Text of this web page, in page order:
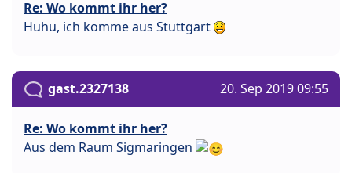
Re: Wo kommt ihr her?
Huhu, ich komme aus Stuttgart
gast.2327138 20. Sep 2019 09:55
Re: Wo kommt ihr her?
Aus dem Raum Sigmaringen